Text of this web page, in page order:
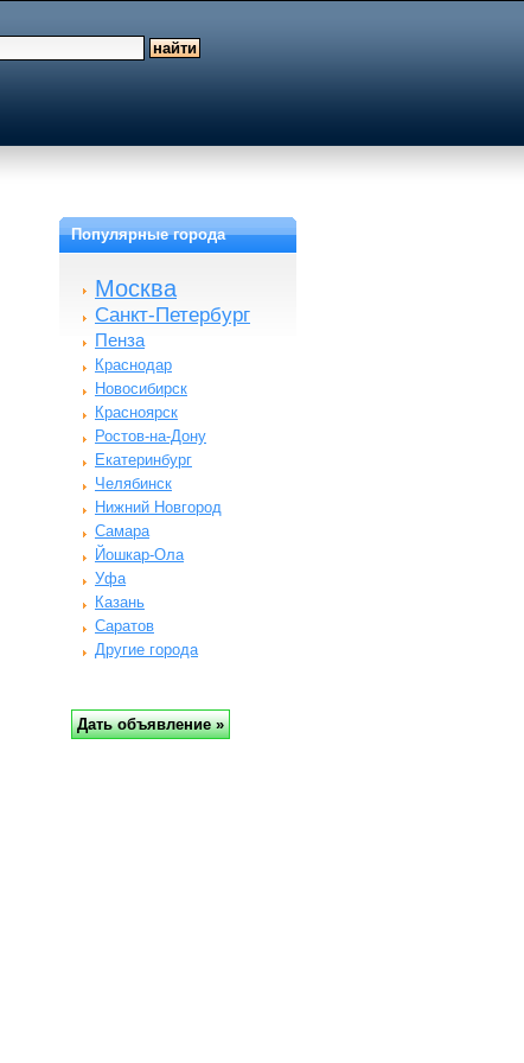
Популярные города
Москва
Санкт-Петербург
Пенза
Краснодар
Новосибирск
Красноярск
Ростов-на-Дону
Екатеринбург
Челябинск
Нижний Новгород
Самара
Йошкар-Ола
Уфа
Казань
Саратов
Другие города